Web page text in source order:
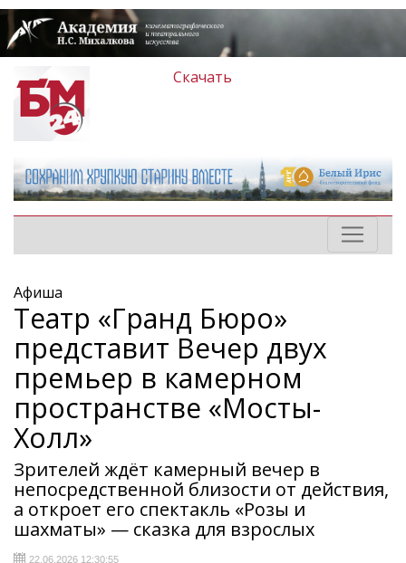
Скачать
Афиша
Театр «Гранд Бюро»
представит Вечер двух
премьер в камерном
пространстве «Мосты-
Холл»
Зрителей ждёт камерный вечер в
непосредственной близости от действия,
а откроет его спектакль «Розы и
шахматы» — сказка для взрослых
22.06.2026 12:30:55